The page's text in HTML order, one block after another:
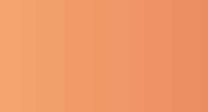
NASIONAL